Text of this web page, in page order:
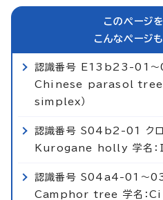
このページ
こんなページ
認識番号 E13b23-01～02
Chinese parasol tree
simplex）
認識番号 S04b2-01 クロ
Kurogane holly 学名
認識番号 S04a4-01～03
Camphor tree 学名：